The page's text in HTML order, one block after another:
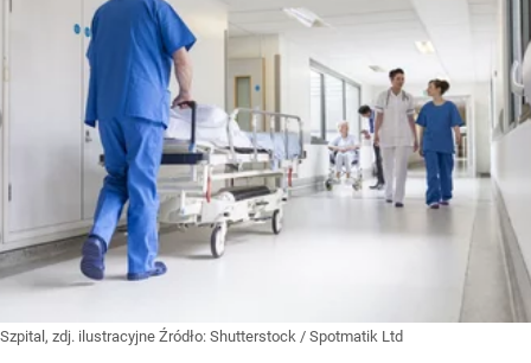
Szpital, zdj. ilustracyjne Źródło: Shutterstock / Spotmatik Ltd